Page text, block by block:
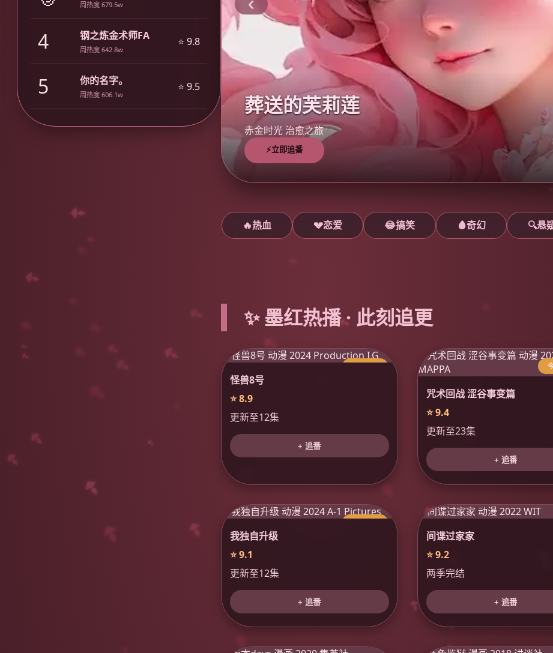
周热度 679.5w
4 钢之炼金术师FA
周热度 642.8w
⭐ 9.8
5 你的名字。
周热度 606.1w
⭐ 9.5
葬送的芙莉莲
赤金时光 治愈之旅
⚡立即追番
🔥热血 💔恋爱 😂搞笑 🩸奇幻 🔍悬
✨ 墨红热播 · 此刻追更
怪兽8号
⭐ 8.9
更新至12集
+ 追番
咒术回战 涩谷事变篇
⭐ 9.4
更新至23集
+ 追番
我独自升级
⭐ 9.1
更新至12集
+ 追番
间谍过家家
⭐ 9.2
两季完结
+ 追番